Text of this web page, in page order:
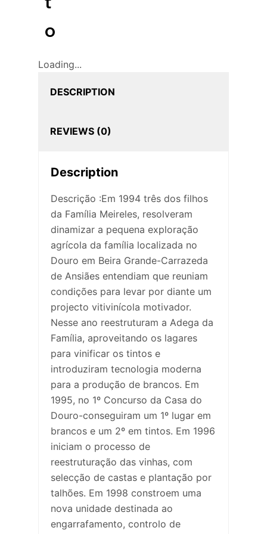
o
Loading...
DESCRIPTION
REVIEWS (0)
Description
Descrição :Em 1994 três dos filhos
da Família Meireles, resolveram
dinamizar a pequena exploração
agrícola da família localizada no
Douro em Beira Grande-Carrazeda
de Ansiães entendiam que reuniam
condições para levar por diante um
projecto vitivinícola motivador.
Nesse ano reestruturam a Adega da
Família, aproveitando os lagares
para vinificar os tintos e
introduziram tecnologia moderna
para a produção de brancos. Em
1995, no 1º Concurso da Casa do
Douro-conseguiram um 1º lugar em
brancos e um 2º em tintos. Em 1996
iniciam o processo de
reestruturação das vinhas, com
selecção de castas e plantação por
talhões. Em 1998 constroem uma
nova unidade destinada ao
engarrafamento, controlo de